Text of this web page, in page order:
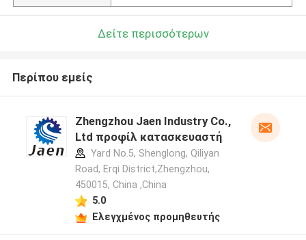
Δείτε περισσότερων
Περίπου εμείς
Zhengzhou Jaen Industry Co.,
Ltd προφίλ κατασκευαστή
Yard No.5, Shenglong, Qiliyan
Road, Erqi District,Zhengzhou,
450015, China ,China
5.0
Ελεγχμένος προμηθευτής